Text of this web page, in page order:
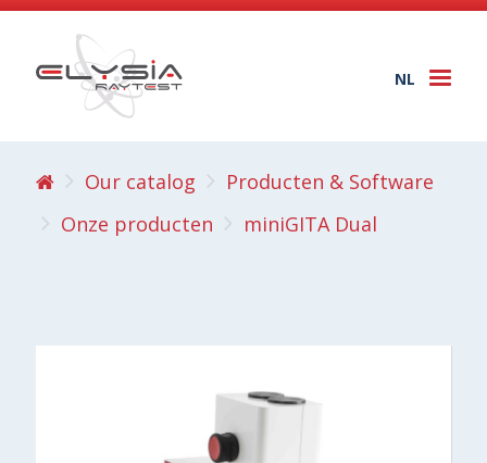
NL
Our catalog
Producten & Software
Onze producten
miniGITA Dual